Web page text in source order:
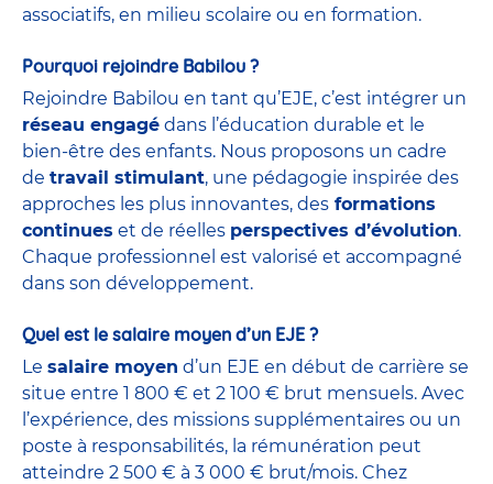
associatifs, en milieu scolaire ou en formation.
Pourquoi rejoindre Babilou ?
Rejoindre Babilou en tant qu’EJE, c’est intégrer un
réseau engagé dans l’éducation durable et le
bien-être des enfants. Nous proposons un cadre
de travail stimulant, une pédagogie inspirée des
approches les plus innovantes, des formations
continues et de réelles perspectives d’évolution.
Chaque professionnel est valorisé et accompagné
dans son développement.
Quel est le salaire moyen d’un EJE ?
Le salaire moyen d’un EJE en début de carrière se
situe entre 1 800 € et 2 100 € brut mensuels. Avec
l’expérience, des missions supplémentaires ou un
poste à responsabilités, la rémunération peut
atteindre 2 500 € à 3 000 € brut/mois. Chez